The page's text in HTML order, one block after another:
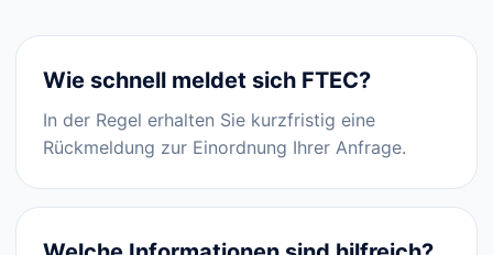
Wie schnell meldet sich FTEC?
In der Regel erhalten Sie kurzfristig eine
Rückmeldung zur Einordnung Ihrer Anfrage.